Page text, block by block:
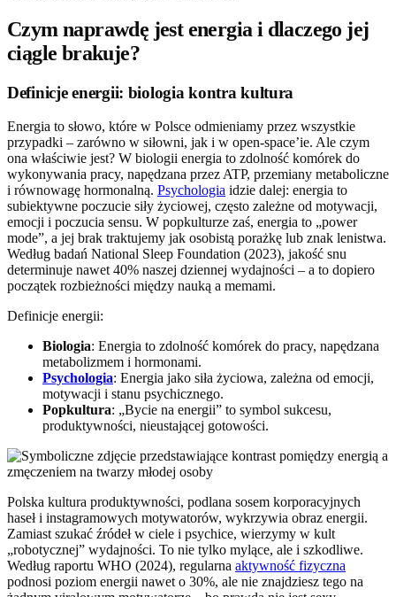
Czym naprawdę jest energia i dlaczego jej
ciągle brakuje?
Definicje energii: biologia kontra kultura
Energia to słowo, które w Polsce odmieniamy przez wszystkie
przypadki – zarówno w siłowni, jak i w open-space’ie. Ale czym
ona właściwie jest? W biologii energia to zdolność komórek do
wykonywania pracy, napędzana przez ATP, przemiany metaboliczne
i równowagę hormonalną. Psychologia idzie dalej: energia to
subiektywne poczucie siły życiowej, często zależne od motywacji,
emocji i poczucia sensu. W popkulturze zaś, energia to „power
mode”, a jej brak traktujemy jak osobistą porażkę lub znak lenistwa.
Według badań National Sleep Foundation (2023), jakość snu
determinuje nawet 40% naszej dziennej wydajności – a to dopiero
początek rozbieżności między nauką a memami.
Definicje energii:
Biologia: Energia to zdolność komórek do pracy, napędzana
metabolizmem i hormonami.
Psychologia: Energia jako siła życiowa, zależna od emocji,
motywacji i stanu psychicznego.
Popkultura: „Bycie na energii” to symbol sukcesu,
produktywności, nieustającej gotowości.
Polska kultura produktywności, podlana sosem korporacyjnych
haseł i instagramowych motywatorów, wykrzywia obraz energii.
Zamiast szukać źródeł w ciele i psychice, wierzymy w kult
„robotycznej” wydajności. To nie tylko mylące, ale i szkodliwe.
Według raportu WHO (2024), regularna aktywność fizyczna
podnosi poziom energii nawet o 30%, ale nie znajdziesz tego na